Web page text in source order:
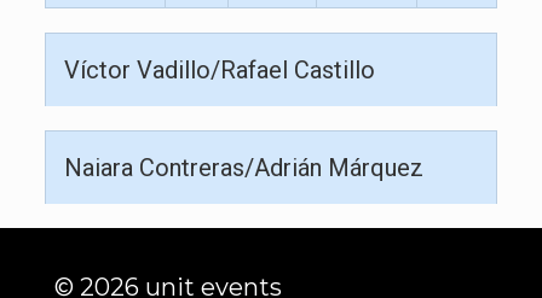
Víctor Vadillo/Rafael Castillo
Naiara Contreras/Adrián Márquez
© 2026 unit events